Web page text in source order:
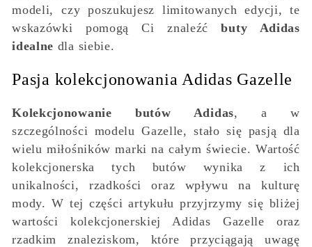
modeli, czy poszukujesz limitowanych edycji, te
wskazówki pomogą Ci znaleźćbuty Adidas
idealne dla siebie.
Pasja kolekcjonowania Adidas Gazelle
Kolekcjonowanie butów Adidas, a w
szczególności modelu Gazelle, stało się pasją dla
wielu miłośników marki na całym świecie. Wartość
kolekcjonerska tych butów wynika z ich
unikalności, rzadkości oraz wpływu na kulturę
mody. W tej części artykułu przyjrzymy się bliżej
wartości kolekcjonerskiej Adidas Gazelle oraz
rzadkim znaleziskom, które przyciągają uwagę